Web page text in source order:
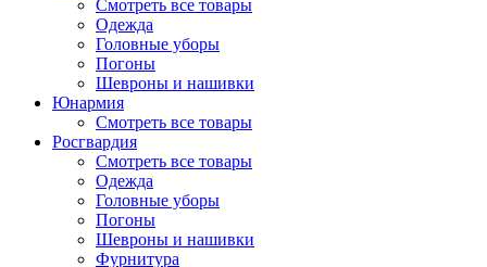
Смотреть все товары
Одежда
Головные уборы
Погоны
Шевроны и нашивки
Юнармия
Смотреть все товары
Росгвардия
Смотреть все товары
Одежда
Головные уборы
Погоны
Шевроны и нашивки
Фурнитура